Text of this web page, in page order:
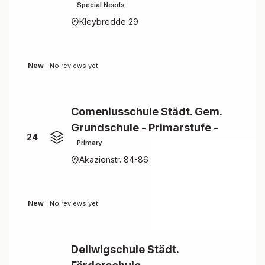
Special Needs
Kleybredde 29
New No reviews yet
24
Comeniusschule Städt. Gem.
Grundschule - Primarstufe -
Primary
Akazienstr. 84-86
New No reviews yet
Dellwigschule Städt.